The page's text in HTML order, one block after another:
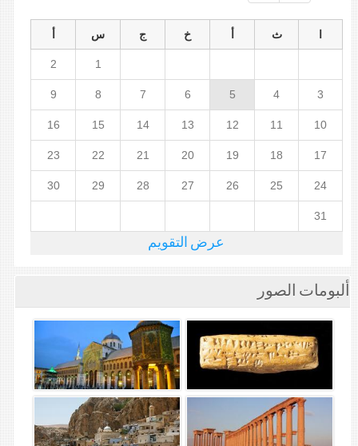
ث خ ج س
1
2
3
4
5
6
7
8
9
10
11
12
13
14
15
16
17
18
19
20
21
22
23
24
25
26
27
28
29
30
31
عرض التقويم
ألبومات الصور